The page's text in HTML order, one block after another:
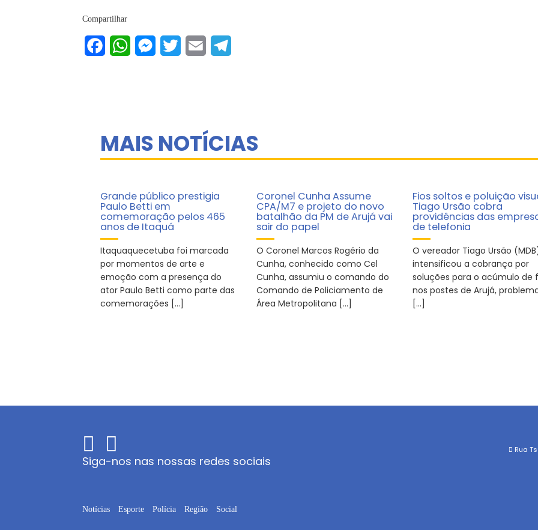
Compartilhar
FacebookWhatsAppMessenger
Twitter Email
MAIS NOTÍCIAS
Grande público prestigia
Paulo Betti em
comemoração pelos 465
anos de Itaquá
Itaquaquecetuba foi marcada
por momentos de arte e
emoção com a presença do
ator Paulo Betti como parte das
comemorações […]
Coronel Cunha Assume
CPA/M7 e projeto do novo
batalhão da PM de Arujá vai
sair do papel
O Coronel Marcos Rogério da
Cunha, conhecido como Cel
Cunha, assumiu o comando do
Comando de Policiamento de
Área Metropolitana […]
Fios soltos e poluição
Tiago Ursão cobra
providências das
de telefonia
O vereador Tiago Ursão
intensificou a cobrança por
soluções para o acúmulo de
nos postes de Arujá,
[…]
Siga-nos nas nossas redes sociais
Notícias Esporte Polícia Região Social
Rua